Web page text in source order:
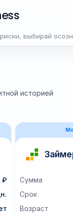
выбирай
историей
₽
Сумма
Срок
Возраст